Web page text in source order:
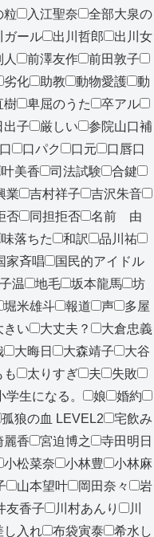
粒 入江聖奈
全部大泉の
ガール 出川哲郎
出川女
人 前澤友作
前田敦子
劣化 助教 動物愛護
動
樹 卑屈のうた
卒アル
出子 厳しい
参院山口補
口 口パク 口元
口唇口
叶美香 司法試験
合鍵
業 吉村祥子
吉沢朱音
否 同担拒否
名前 由
味落ちた 和訳
品川祐
家斉唱
国民的アイドル
温 地毛 坂本龍馬
坊
堀米雄斗 報道 声
多屋
きい 大丈夫？
大倉忠義
大晦日 大森靖子
大谷
も 太りすぎ 夫
失敗
学生になる。 娘
婚約
孤狼の血 LEVEL2
宅飲み
麗香 宮迫博之
寺田明日
小松菜奈 小林豊
小林麻
山本望叶 岡田奈々
岩
友香子 川村あんり
川
し入れ 布袋寅泰 希水し